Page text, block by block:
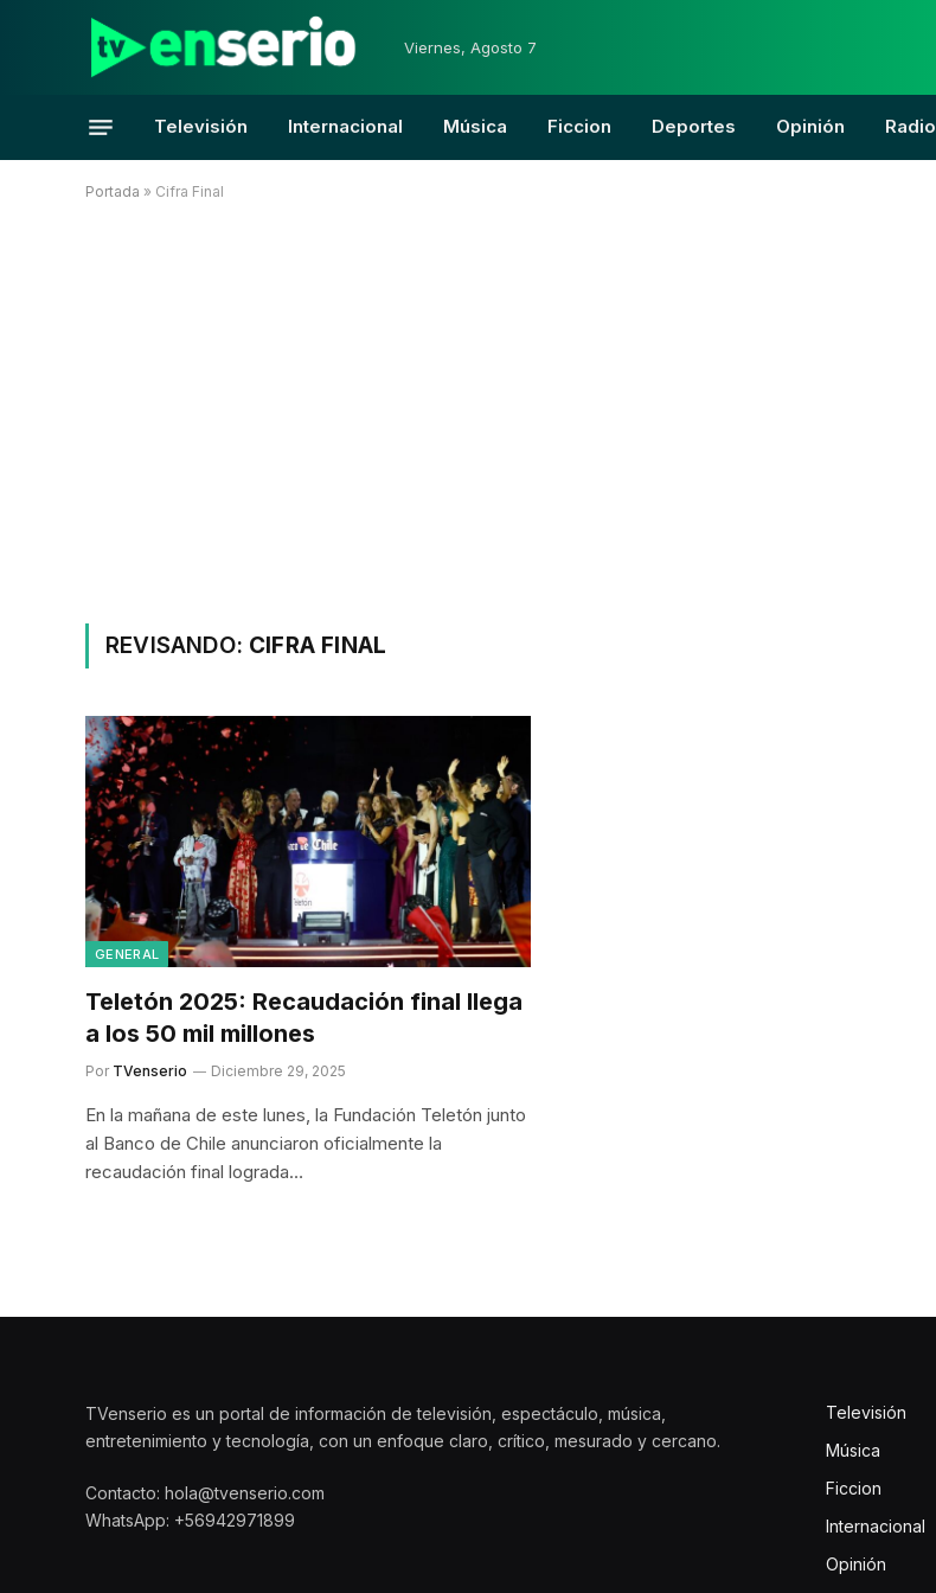
Viernes, Agosto 7
Televisión Internacional Música Ficcion Deportes Opinión Radio
Portada » Cifra Final
REVISANDO: CIFRA FINAL
GENERAL
Teletón 2025: Recaudación final llega
a los 50 mil millones
Por TVenserio Diciembre 29, 2025
En la mañana de este lunes, la Fundación Teletón junto
al Banco de Chile anunciaron oficialmente la
recaudación final lograda…
TVenserio es un portal de información de televisión, espectáculo, música,
entretenimiento y tecnología, con un enfoque claro, crítico, mesurado y cercano.
Contacto: hola@tvenserio.com
WhatsApp: +56942971899
Televisión
Música
Ficcion
Internacional
Opinión